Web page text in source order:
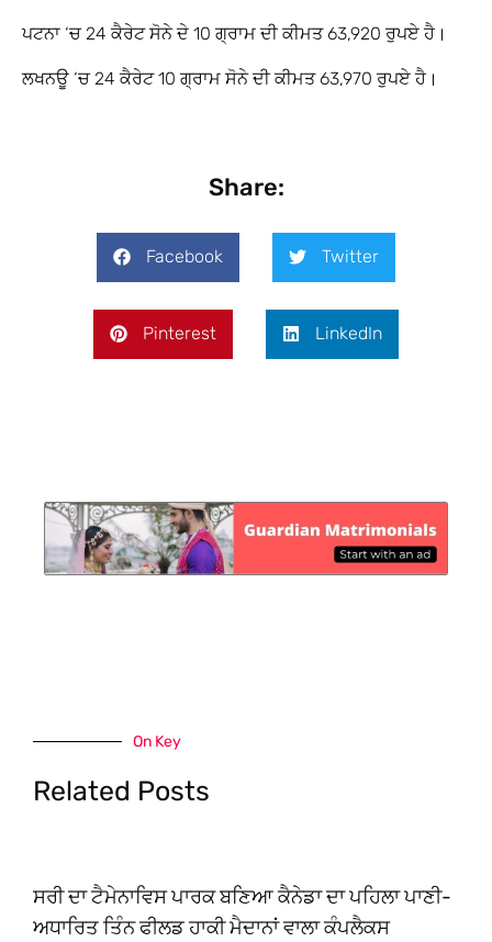
ਪਟਨਾ ‘ਚ 24 ਕੈਰੇਟ ਸੋਨੇ ਦੇ 10 ਗ੍ਰਾਮ ਦੀ ਕੀਮਤ 63,920 ਰੁਪਏ ਹੈ।
ਲਖਨਊ ‘ਚ 24 ਕੈਰੇਟ 10 ਗ੍ਰਾਮ ਸੋਨੇ ਦੀ ਕੀਮਤ 63,970 ਰੁਪਏ ਹੈ।
Share:
Facebook Twitter
Pinterest LinkedIn
On Key
Related Posts
ਸਰੀ ਦਾ ਟੈਮੇਨਾਵਿਸ ਪਾਰਕ ਬਣਿਆ ਕੈਨੇਡਾ ਦਾ ਪਹਿਲਾ ਪਾਣੀ-
ਅਧਾਰਿਤ ਤਿੰਨ ਫੀਲਡ ਹਾਕੀ ਮੈਦਾਨਾਂ ਵਾਲਾ ਕੰਪਲੈਕਸ